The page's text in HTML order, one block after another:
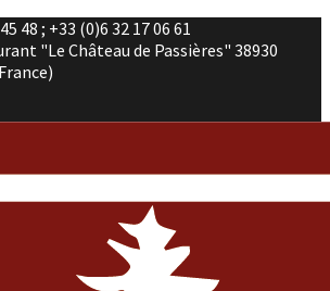
48 ; +33 (0)6 32 17 06 61
"Le Château de Passières" 38930